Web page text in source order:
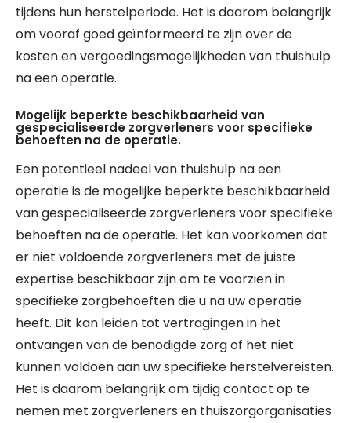
tijdens hun herstelperiode. Het is daarom belangrijk
om vooraf goed geïnformeerd te zijn over de
kosten en vergoedingsmogelijkheden van thuishulp
na een operatie.
Mogelijk beperkte beschikbaarheid van
gespecialiseerde zorgverleners voor specifieke
behoeften na de operatie.
Een potentieel nadeel van thuishulp na een
operatie is de mogelijke beperkte beschikbaarheid
van gespecialiseerde zorgverleners voor specifieke
behoeften na de operatie. Het kan voorkomen dat
er niet voldoende zorgverleners met de juiste
expertise beschikbaar zijn om te voorzien in
specifieke zorgbehoeften die u na uw operatie
heeft. Dit kan leiden tot vertragingen in het
ontvangen van de benodigde zorg of het niet
kunnen voldoen aan uw specifieke herstelvereisten.
Het is daarom belangrijk om tijdig contact op te
nemen met zorgverleners en thuiszorgorganisaties